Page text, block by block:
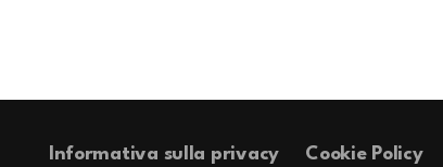
Informativa sulla privacy Cookie Policy